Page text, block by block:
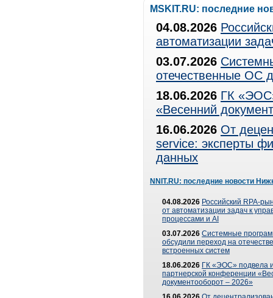
MSKIT.RU: последние
04.08.2026
автоматизации
03.07.2026
отечественные ОС
18.06.2026 ГК
«Весенний
16.06.2026 От
service: эксперты
данных
NNIT.RU: последние новости
04.08.2026 Российский RPA-
от автоматизации задач к
процессами и AI
03.07.2026 Системные
обсудили переход на
встроенных систем
18.06.2026 ГК «ЭОС» подвела
партнерской конференции
документооборот – 2026»